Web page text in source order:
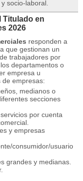
socio-laboral.
Titulado en
2026
responden a
que gestionan un
trabajadores por
departamentos o
empresa u
de empresas:
medianos o
secciones
por cuenta
y empresas
consumidor/usuario
grandes y medianas.